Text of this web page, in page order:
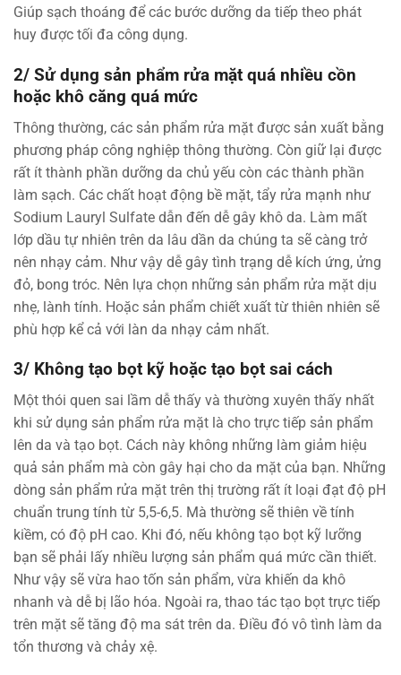
Giúp sạch thoáng để các bước dưỡng da tiếp theo phát
huy được tối đa công dụng.
2/ Sử dụng sản phẩm rửa mặt quá nhiều cồn
hoặc khô căng quá mức
Thông thường, các sản phẩm rửa mặt được sản xuất bằng
phương pháp công nghiệp thông thường. Còn giữ lại được
rất ít thành phần dưỡng da chủ yếu còn các thành phần
làm sạch. Các chất hoạt động bề mặt, tẩy rửa mạnh như
Sodium Lauryl Sulfate dẫn đến dễ gây khô da. Làm mất
lớp dầu tự nhiên trên da lâu dần da chúng ta sẽ càng trở
nên nhạy cảm. Như vậy dễ gây tình trạng dễ kích ứng, ửng
đỏ, bong tróc. Nên ​lựa chọn những sản phẩm rửa mặt dịu
nhẹ, lành tính. Hoặc sản phẩm chiết xuất từ thiên nhiên sẽ
phù hợp kể cả với làn da nhạy cảm nhất.
3/ Không tạo bọt kỹ hoặc tạo bọt sai cách
Một thói quen sai lầm dễ thấy và thường xuyên thấy nhất
khi sử dụng sản phẩm rửa mặt là cho trực tiếp sản phẩm
lên da và tạo bọt. Cách này không những làm giảm hiệu
quả sản phẩm mà còn gây hại cho da mặt của bạn. Những
dòng sản phẩm rửa mặt trên thị trường rất ít loại đạt độ pH
chuẩn trung tính từ 5,5-6,5. Mà thường sẽ thiên về tính
kiềm, có độ pH cao. Khi đó, nếu không tạo bọt kỹ lưỡng
bạn sẽ phải lấy nhiều lượng sản phẩm quá mức cần thiết.
Như vậy sẽ vừa hao tốn sản phẩm, vừa khiến da khô
nhanh và dễ bị lão hóa. Ngoài ra, thao tác tạo bọt trực tiếp
trên mặt sẽ tăng độ ma sát trên da. Điều đó vô tình làm da
tổn thương và chảy xệ.